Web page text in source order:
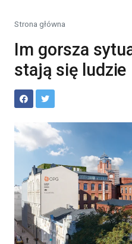
Strona główna
Im gorsza
stają się ludzie